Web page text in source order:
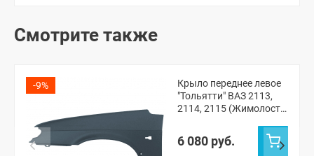
Смотрите также
-9%
Крыло переднее левое
"Тольятти" ВАЗ 2113,
2114, 2115 (Жимолость
6 080 руб.